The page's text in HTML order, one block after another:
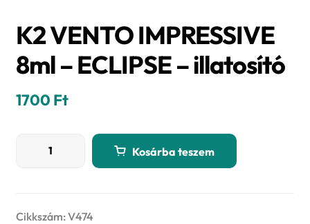
K2 VENTO IMPRESSIVE
8ml – ECLIPSE – illatosító
1700 Ft
-
Kosárba teszem
Cikkszám:V474